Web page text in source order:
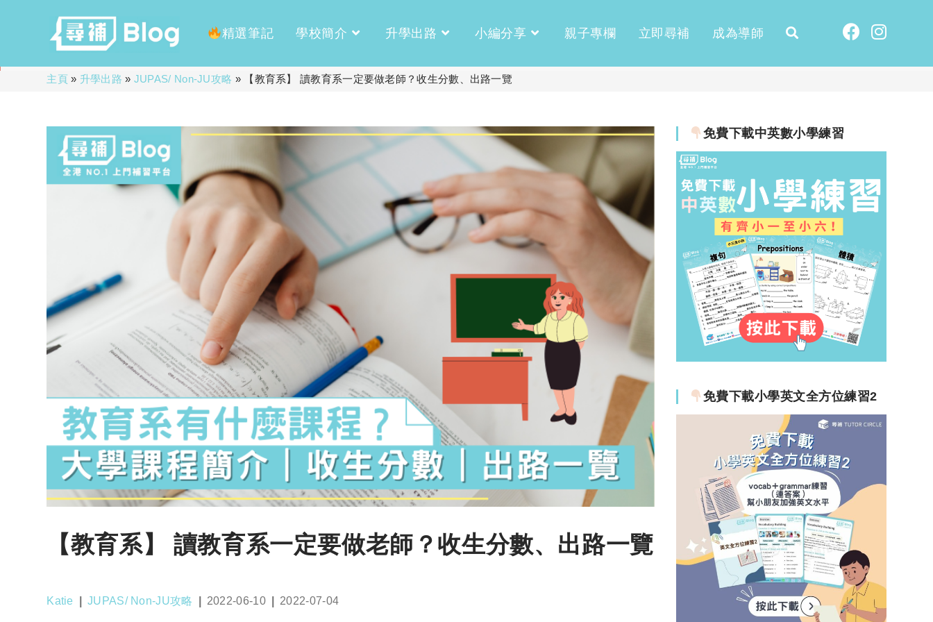
精選筆記 學校簡介 升學出路 小編分享 親子專欄 立即尋補 成為導師
主頁» 升學出路 » JUPAS/ Non-JU攻略 » 【教育系】 讀教育系一定要做老師？收生分數、出路一覽
【教育系】 讀教育系一定要做老師？收生分數、出路一覽
Post
Katie
Post
JUPAS/ Non-JU攻略
Post
2022-06-10
Post
2022-07-04
免費下載中英數小學練習
免費下載小學英文全方位練習2